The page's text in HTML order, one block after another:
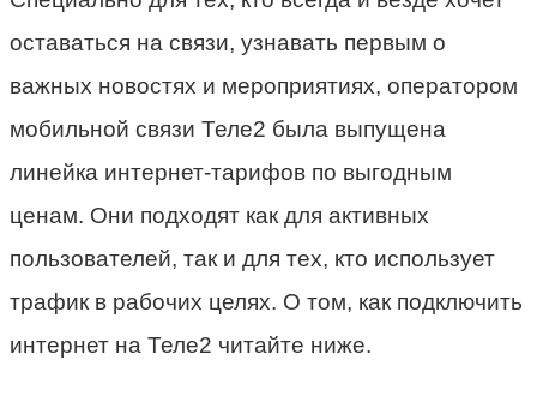
оставаться на связи, узнавать первым о
важных новостях и мероприятиях, оператором
мобильной связи Теле2 была выпущена
линейка интернет-тарифов по выгодным
ценам. Они подходят как для активных
пользователей, так и для тех, кто использует
трафик в рабочих целях. О том, как подключить
интернет на Теле2 читайте ниже.